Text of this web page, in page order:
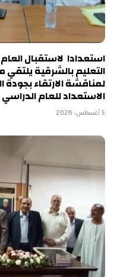
استعدادا لاستقبال
التعليم بالشرقية يلتقي
لمناقشة الارتقاء
الاستعداد للعام الدراسي
5 أغسطس، 2026